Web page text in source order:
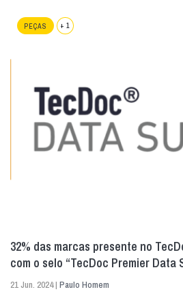
PEÇAS + 1
32% das marcas presente no
com o selo “TecDoc Premier Data
21 Jun. 2024 | Paulo Homem